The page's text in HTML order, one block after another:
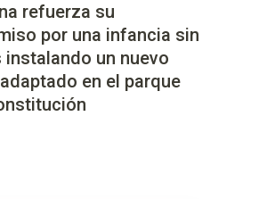
refuerza su
por una infancia sin
instalando un nuevo
en el parque